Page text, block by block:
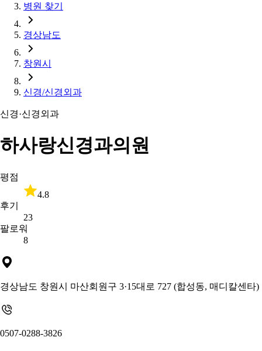
병원 찾기
경상남도
창원시
신경/신경외과
신경·신경외과
하사랑신경과의원
평점
4.8
후기
23
팔로워
8
경상남도 창원시 마산회원구 3·15대로 727 (합성동, 매디칼센타)
0507-0288-3826